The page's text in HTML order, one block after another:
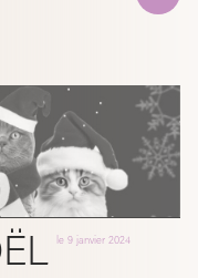
le9 janvier 2024